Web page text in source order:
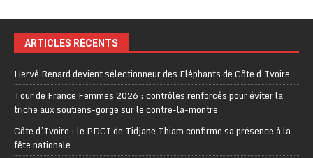
ARTICLES RÉCENTS
Hervé Renard devient sélectionneur des Eléphants de Côte d’Ivoire
Tour de France Femmes 2026 : contrôles renforcés pour éviter la
triche aux soutiens-gorge sur le contre-la-montre
Côte d’Ivoire : le PDCI de Tidjane Thiam confirme sa présence à la
fête nationale